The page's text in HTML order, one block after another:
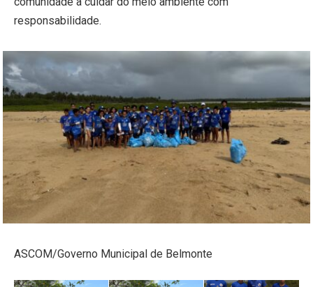
responsabilidade.
ASCOM/Governo Municipal de Belmonte